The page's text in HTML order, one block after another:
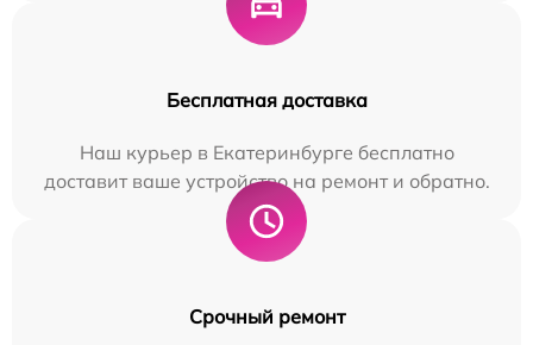
Бесплатная доставка
Наш курьер в Екатеринбурге бесплатно
доставит ваше устройство на ремонт и обратно.
Срочный ремонт